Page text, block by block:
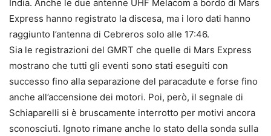
India. Anche le due antenne UHF Melacom a bordo di Mars
Express hanno registrato la discesa, ma i loro dati hanno
raggiunto l’antenna di Cebreros solo alle 17:46.
Sia le registrazioni del GMRT che quelle di Mars Express
mostrano che tutti gli eventi sono stati eseguiti con
successo fino alla separazione del paracadute e forse fino
anche all’accensione dei motori. Poi, però, il segnale di
Schiaparelli si è bruscamente interrotto per motivi ancora
sconosciuti. Ignoto rimane anche lo stato della sonda sulla